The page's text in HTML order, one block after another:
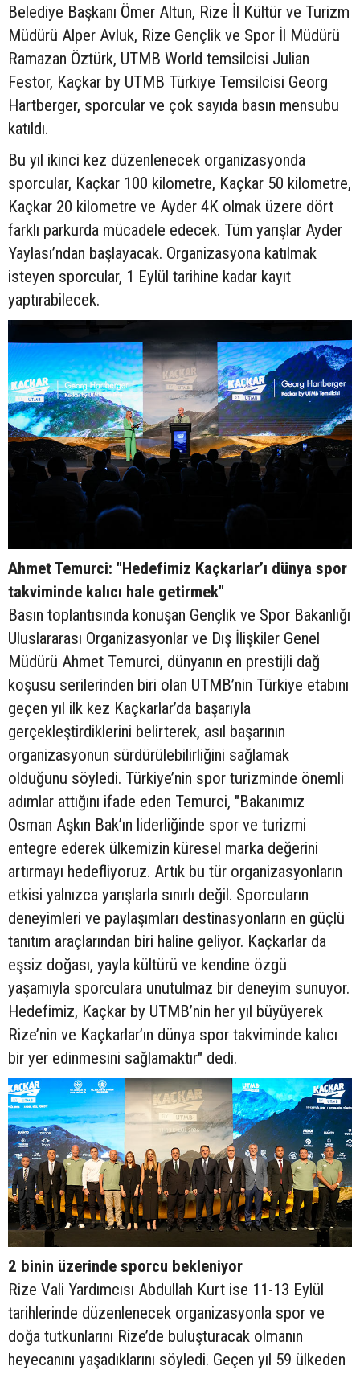
Belediye Başkanı Ömer Altun, Rize İl Kültür ve Turizm
Müdürü Alper Avluk, Rize Gençlik ve Spor İl Müdürü
Ramazan Öztürk, UTMB World temsilcisi Julian
Festor, Kaçkar by UTMB Türkiye Temsilcisi Georg
Hartberger, sporcular ve çok sayıda basın mensubu
katıldı.
Bu yıl ikinci kez düzenlenecek organizasyonda
sporcular, Kaçkar 100 kilometre, Kaçkar 50 kilometre,
Kaçkar 20 kilometre ve Ayder 4K olmak üzere dört
farklı parkurda mücadele edecek. Tüm yarışlar Ayder
Yaylası’ndan başlayacak. Organizasyona katılmak
isteyen sporcular, 1 Eylül tarihine kadar kayıt
yaptırabilecek.
Ahmet Temurci: "Hedefimiz Kaçkarlar’ı dünya spor
takviminde kalıcı hale getirmek"
Basın toplantısında konuşan Gençlik ve Spor Bakanlığı
Uluslararası Organizasyonlar ve Dış İlişkiler Genel
Müdürü Ahmet Temurci, dünyanın en prestijli dağ
koşusu serilerinden biri olan UTMB’nin Türkiye etabını
geçen yıl ilk kez Kaçkarlar’da başarıyla
gerçekleştirdiklerini belirterek, asıl başarının
organizasyonun sürdürülebilirliğini sağlamak
olduğunu söyledi. Türkiye’nin spor turizminde önemli
adımlar attığını ifade eden Temurci, "Bakanımız
Osman Aşkın Bak’ın liderliğinde spor ve turizmi
entegre ederek ülkemizin küresel marka değerini
artırmayı hedefliyoruz. Artık bu tür organizasyonların
etkisi yalnızca yarışlarla sınırlı değil. Sporcuların
deneyimleri ve paylaşımları destinasyonların en güçlü
tanıtım araçlarından biri haline geliyor. Kaçkarlar da
eşsiz doğası, yayla kültürü ve kendine özgü
yaşamıyla sporculara unutulmaz bir deneyim sunuyor.
Hedefimiz, Kaçkar by UTMB’nin her yıl büyüyerek
Rize’nin ve Kaçkarlar’ın dünya spor takviminde kalıcı
bir yer edinmesini sağlamaktır" dedi.
2 binin üzerinde sporcu bekleniyor
Rize Vali Yardımcısı Abdullah Kurt ise 11-13 Eylül
tarihlerinde düzenlenecek organizasyonla spor ve
doğa tutkunlarını Rize’de buluşturacak olmanın
heyecanını yaşadıklarını söyledi. Geçen yıl 59 ülkeden